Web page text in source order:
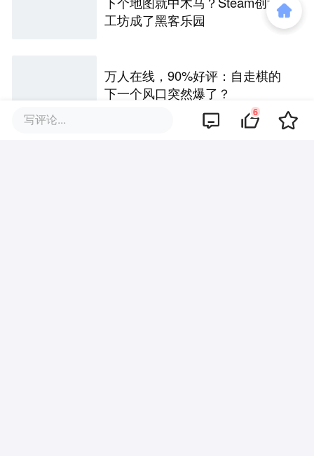
工坊成了黑客乐园
万人在线，90%好评：自走棋的
下一个风口突然爆了？
写评论... 6